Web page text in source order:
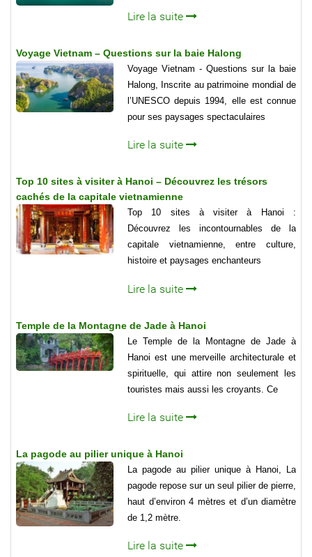
Lire la suite
Voyage Vietnam – Questions sur la baie Halong
Voyage Vietnam - Questions sur la baie
Halong, Inscrite au patrimoine mondial de
l’UNESCO depuis 1994, elle est connue
pour ses paysages spectaculaires
Lire la suite
Top 10 sites à visiter à Hanoi – Découvrez les trésors
cachés de la capitale vietnamienne
Top 10 sites à visiter à Hanoi :
Découvrez les incontournables de la
capitale vietnamienne, entre culture,
histoire et paysages enchanteurs
Lire la suite
Temple de la Montagne de Jade à Hanoi
Le Temple de la Montagne de Jade à
Hanoi est une merveille architecturale et
spirituelle, qui attire non seulement les
touristes mais aussi les croyants. Ce
Lire la suite
La pagode au pilier unique à Hanoi
La pagode au pilier unique à Hanoi, La
pagode repose sur un seul pilier de pierre,
haut d’environ 4 mètres et d’un diamètre
de 1,2 mètre.
Lire la suite